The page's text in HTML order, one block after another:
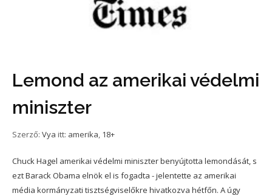
Lemond az amerikai védelmi
miniszter
Szerző: Vya itt: amerika 18+
Chuck Hagel amerikai védelmi miniszter benyújtotta lemondását, s
ezt Barack Obama elnök el is fogadta - jelentette az amerikai
média kormányzati tisztségviselőkre hivatkozva hétfőn. A úgy